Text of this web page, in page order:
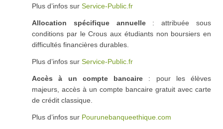
Plus d’infos sur Service-Public.fr
Allocation spécifique annuelle: attribuée sous
conditions par le Crous aux étudiants non boursiers en
difficultés financières durables.
Plus d’infos sur Service-Public.fr
Accès à un compte bancaire : pour les élèves
majeurs, accès à un compte bancaire gratuit avec carte
de crédit classique.
Plus d’infos sur Pourunebanqueethique.com